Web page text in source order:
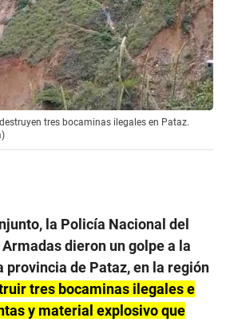
tres bocaminas ilegales en Pataz.
la Policía Nacional del
dieron un golpe a la
provincia de Pataz, en la región
tres bocaminas ilegales e
y material explosivo que